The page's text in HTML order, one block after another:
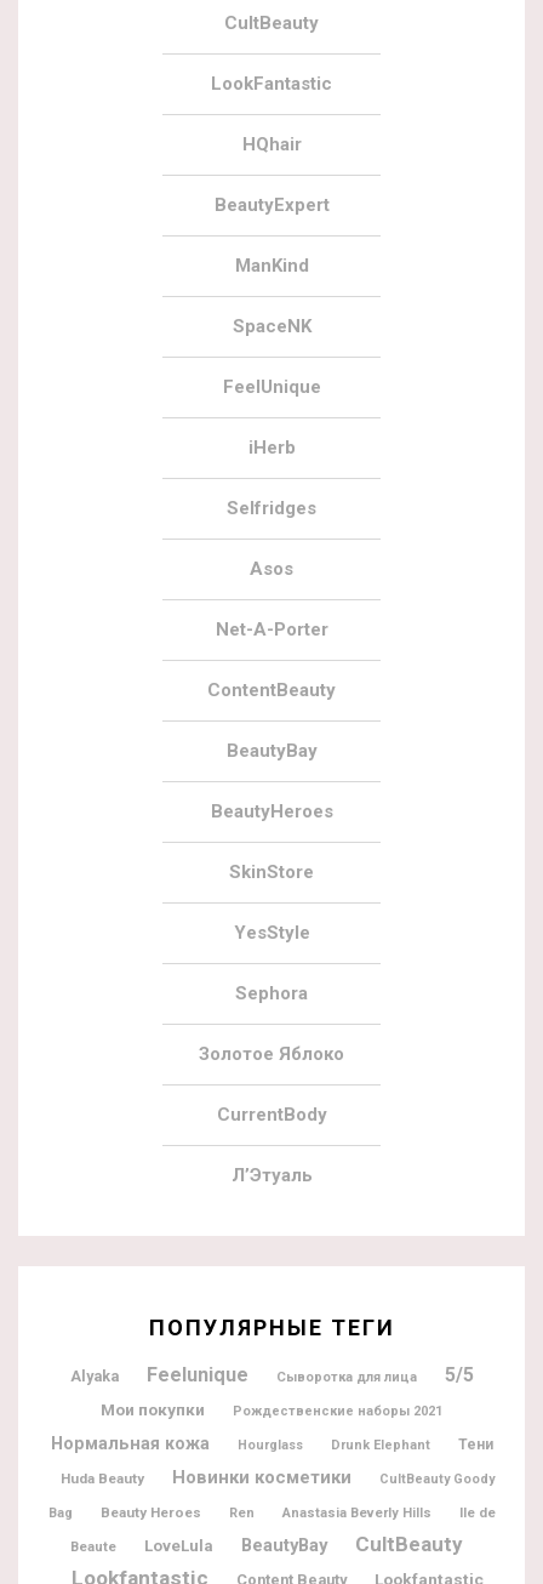
CultBeauty
LookFantastic
HQhair
BeautyExpert
ManKind
SpaceNK
FeelUnique
iHerb
Selfridges
Asos
Net-A-Porter
ContentBeauty
BeautyBay
BeautyHeroes
SkinStore
YesStyle
Sephora
Золотое Яблоко
CurrentBody
Л’Этуаль
ПОПУЛЯРНЫЕ ТЕГИ
Alyaka Feelunique Сыворотка для лица 5/5
Мои покупки Рождественские наборы 2021
Нормальная кожа Hourglass Drunk Elephant
Тени
Huda Beauty
Новинки косметики CultBeauty Goody
Bag Beauty Heroes Ren Anastasia Beverly Hills
Ile de
Beaute
LoveLula BeautyBay
CultBeauty
Lookfantastic
Content Beauty
Lookfantastic